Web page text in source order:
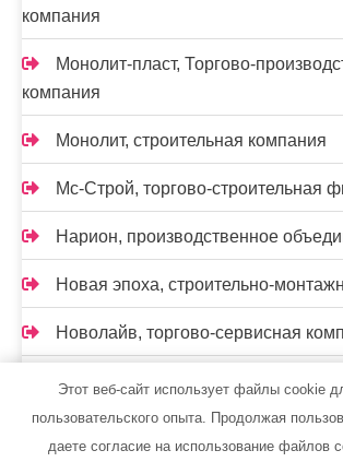
компания
Монолит-пласт, Торгово-
компания
Монолит, строительная компания
Мс-Строй, торгово-строительная
Нарион, производственное
Новая эпоха, строительно-
Новолайв, торгово-сервисная
НОВЫЙ КВАРТАЛ, компания
Нон-Стоп
Этот веб-сайт использует файлы cookie
пользовательского опыта. Продолжая
даете согласие на использование файлов